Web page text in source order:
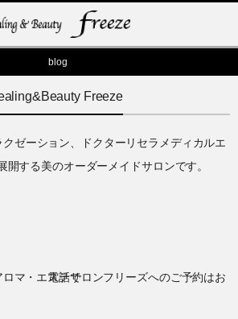
blog
Freeze
ゼーション、ドクターリセラメディカルエ
開する美のオーダーメイドサロンです。